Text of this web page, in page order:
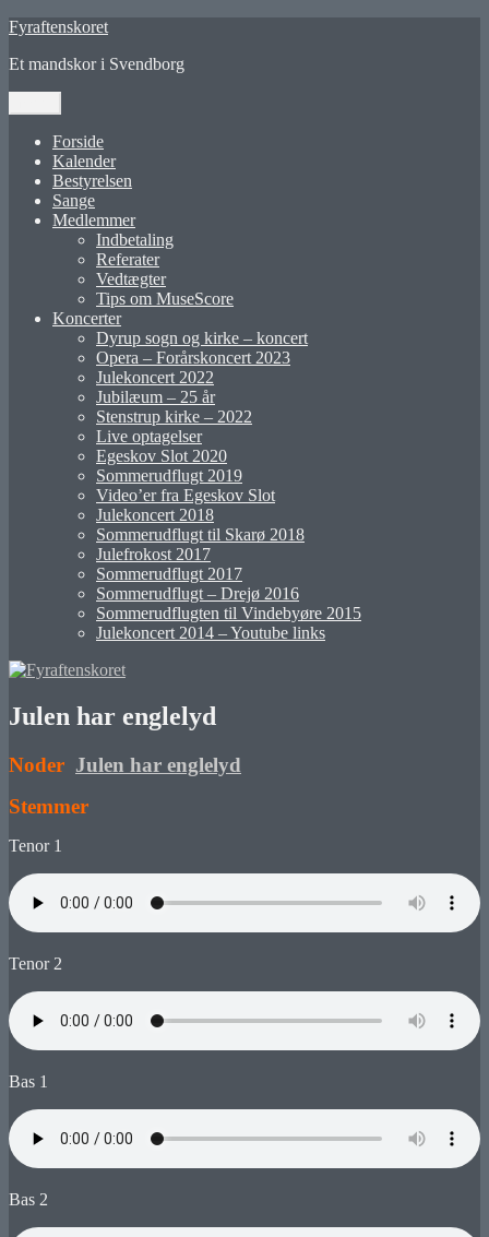
Videre
indhold
Fyraftenskoret
Et mandskor i Svendborg
Forside
Kalender
Bestyrelsen
Sange
Medlemmer
Indbetaling
Referater
Vedtægter
Tips om MuseScore
Koncerter
Dyrup sogn og kirke – koncert
Opera – Forårskoncert 2023
Julekoncert 2022
Jubilæum – 25 år
Stenstrup kirke – 2022
Live optagelser
Egeskov Slot 2020
Sommerudflugt 2019
Video’er fra Egeskov Slot
Julekoncert 2018
Sommerudflugt til Skarø 2018
Julefrokost 2017
Sommerudflugt 2017
Sommerudflugt – Drejø 2016
Sommerudflugten til Vindebyøre 2015
Julekoncert 2014 – Youtube links
Julen har englelyd
Noder Julen har englelyd
Stemmer
Tenor 1
Tenor 2
Bas 1
Bas 2